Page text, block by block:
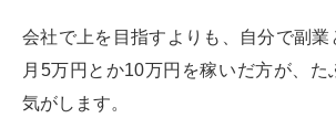
会社で上を目指すよりも、自分で副
月5万円とか10万円を稼いだ方が、た
気がします。